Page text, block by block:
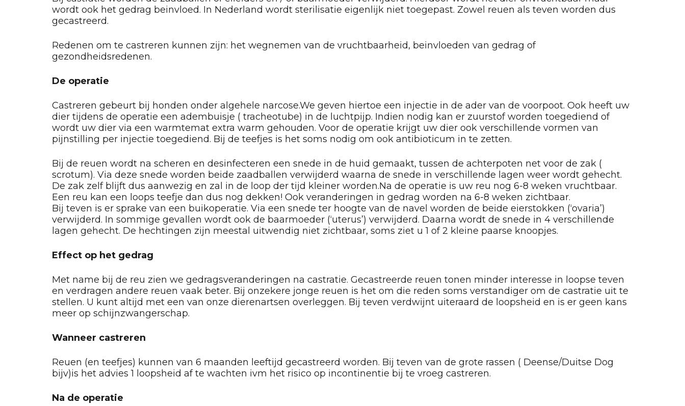
wordt ook het gedrag beinvloed. In Nederland wordt sterilisatie eigenlijk niet toegepast. Zowel reuen als teven worden dus
gecastreerd.
Redenen om te castreren kunnen zijn: het wegnemen van de vruchtbaarheid, beinvloeden van gedrag of
gezondheidsredenen.
De operatie
Castreren gebeurt bij honden onder algehele narcose.We geven hiertoe een injectie in de ader van de voorpoot. Ook heeft uw
dier tijdens de operatie een adembuisje ( tracheotube) in de luchtpijp. Indien nodig kan er zuurstof worden toegediend of
wordt uw dier via een warmtemat extra warm gehouden. Voor de operatie krijgt uw dier ook verschillende vormen van
pijnstilling per injectie toegediend. Bij de teefjes is het soms nodig om ook antibioticum in te zetten.
Bij de reuen wordt na scheren en desinfecteren een snede in de huid gemaakt, tussen de achterpoten net voor de zak (
scrotum). Via deze snede worden beide zaadballen verwijderd waarna de snede in verschillende lagen weer wordt gehecht.
De zak zelf blijft dus aanwezig en zal in de loop der tijd kleiner worden.Na de operatie is uw reu nog 6-8 weken vruchtbaar.
Een reu kan een loops teefje dan dus nog dekken! Ook veranderingen in gedrag worden na 6-8 weken zichtbaar.
Bij teven is er sprake van een buikoperatie. Via een snede ter hoogte van de navel worden de beide eierstokken (‘ovaria’)
verwijderd. In sommige gevallen wordt ook de baarmoeder (‘uterus’) verwijderd. Daarna wordt de snede in 4 verschillende
lagen gehecht. De hechtingen zijn meestal uitwendig niet zichtbaar, soms ziet u 1 of 2 kleine paarse knoopjes.
Effect op het gedrag
Met name bij de reu zien we gedragsveranderingen na castratie. Gecastreerde reuen tonen minder interesse in loopse teven
en verdragen andere reuen vaak beter. Bij onzekere jonge reuen is het om die reden soms verstandiger om de castratie uit te
stellen. U kunt altijd met een van onze dierenartsen overleggen. Bij teven verdwijnt uiteraard de loopsheid en is er geen kans
meer op schijnzwangerschap.
Wanneer castreren
Reuen (en teefjes) kunnen van 6 maanden leeftijd gecastreerd worden. Bij teven van de grote rassen ( Deense/Duitse Dog
bijv)is het advies 1 loopsheid af te wachten ivm het risico op incontinentie bij te vroeg castreren.
Na de operatie